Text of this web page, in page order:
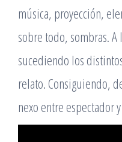
música, proyección,
sobre todo, sombras.
sucediendo los
relato. Consiguiendo,
nexo entre espectador